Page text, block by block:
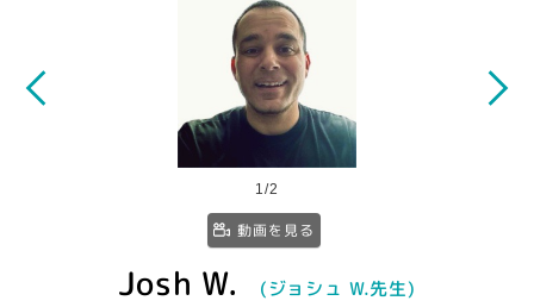
1/2
動画を見る
Josh W. (ジョシュ W.先生)